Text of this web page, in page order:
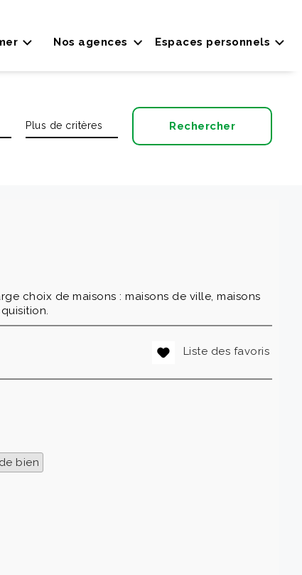
Espaces personnels
Nos agences
choix de maisons : maisons de ville, maisons
Liste des favoris
bien